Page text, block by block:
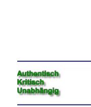
Jeder hat
Meinung in
frei zu